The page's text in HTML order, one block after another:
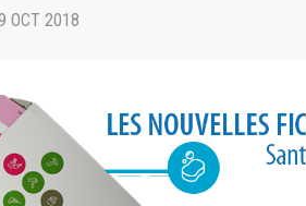
OCT 2018